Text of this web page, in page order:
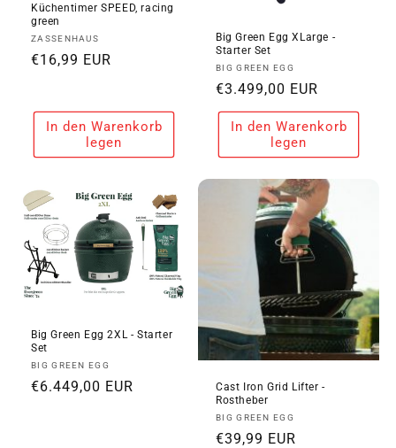
Küchentimer SPEED, racing
green
Anbieter:
ZASSENHAUS
Normaler
€16,99 EUR
In den Warenkorb
legen
Big Green Egg XLarge -
Starter Set
Anbieter:
BIG GREEN EGG
Normaler
Preis
€3.499,00 EUR
In den Warenkorb
legen
Big Green Egg 2XL - Starter
Set
Anbieter:
BIG GREEN EGG
Normaler
€6.449,00 EUR
Cast Iron Grid Lifter -
Rostheber
Anbieter:
BIG GREEN EGG
Normaler
€39,99 EUR